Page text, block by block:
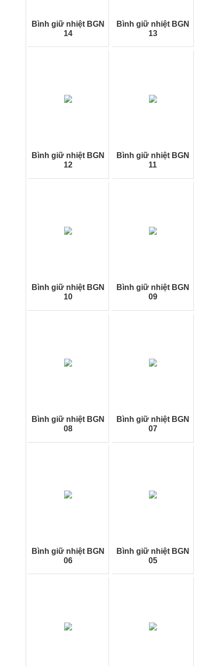
Bình giữ nhiệt BGN
14
Bình giữ nhiệt BGN
13
Bình giữ nhiệt BGN
12
Bình giữ nhiệt BGN
11
Bình giữ nhiệt BGN
10
Bình giữ nhiệt BGN
09
Bình giữ nhiệt BGN
08
Bình giữ nhiệt BGN
07
Bình giữ nhiệt BGN
06
Bình giữ nhiệt BGN
05